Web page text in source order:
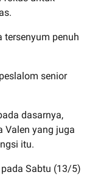
tersenyum penuh
senior
dasarnya,
Valen yang juga
itu.
Sabtu (13/5)